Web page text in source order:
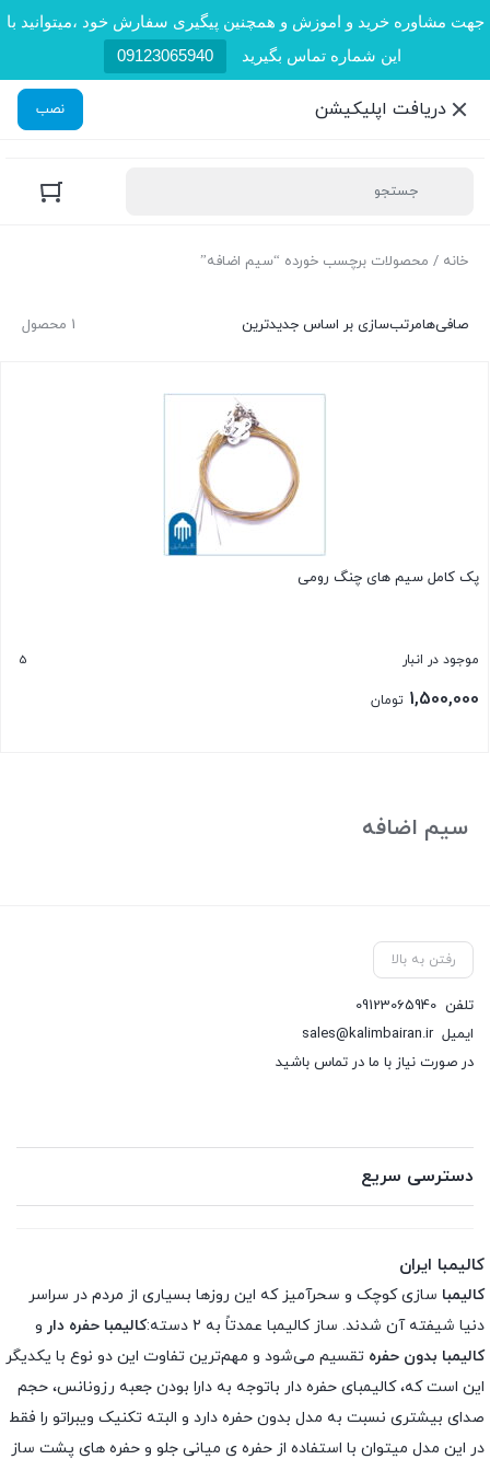
جهت مشاوره خرید و اموزش و همچنین پیگیری سفارش خود ،میتوانید با
این شماره تماس بگیرید
09123065940
دریافت اپلیکیشن نصب
خانه / محصولات برچسب خورده “سیم اضافه”
1 محصول صافی‌هامرتب‌سازی بر اساس جدیدترین
پک کامل سیم های چنگ رومی
موجود در انبار 5
1,500,000 تومان
سیم اضافه
رفتن به بالا
تلفن 09123065940
ایمیلsales@kalimbairan.ir
در صورت نیاز با ما در تماس باشید
دسترسی سریع
کالیمبا ایران
کالیمبا سازی کوچک و سحرآمیز که این روزها بسیاری از مردم در سراسر
دنیا شیفته آن شدند. ساز کالیمبا عمدتاً به ۲ دسته:
کالیمبا حفره دار و
کالیمبا بدون حفره تقسیم می‌شود و مهم‌ترین تفاوت این دو نوع با یکدیگر
این است که، کالیمبای حفره دار باتوجه به دارا بودن جعبه رزونانس، حجم
صدای بیشتری نسبت به مدل بدون حفره دارد و البته تکنیک ویبراتو را فقط
در این مدل میتوان با استفاده از حفره ی میانی جلو و حفره های پشت ساز